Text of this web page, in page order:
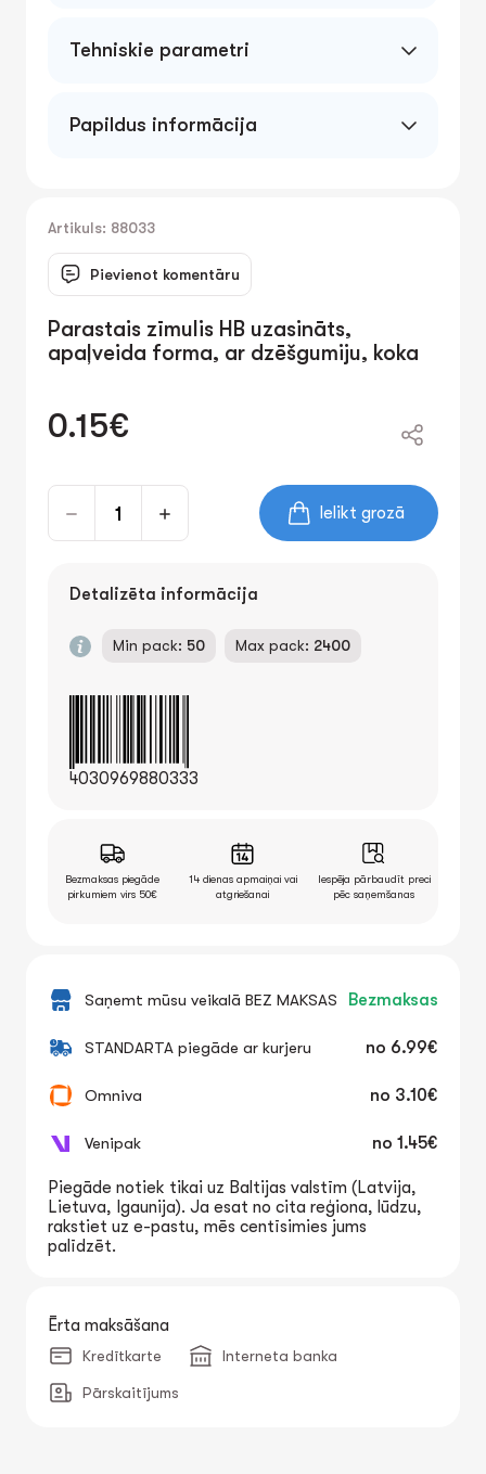
Tehniskie parametri
Papildus informācija
Artikuls: 88033
Pievienot komentāru
Parastais zīmulis HB uzasināts,
apaļveida forma, ar dzēšgumiju, koka
0.15€
Ielikt grozā
Detalizēta informācija
Min pack: 50 Max pack: 2400
4030969880333
Bezmaksas piegāde
pirkumiem virs 50€
14 dienas apmaiņai vai
atgriešanai
Iespēja pārbaudīt preci
pēc saņemšanas
Saņemt mūsu veikalā BEZ MAKSAS Bezmaksas
STANDARTA piegāde ar kurjeru no 6.99€
Omniva no 3.10€
Venipak no 1.45€
Piegāde notiek tikai uz Baltijas valstīm (Latvija,
Lietuva, Igaunija). Ja esat no cita reģiona, lūdzu,
rakstiet uz e-pastu, mēs centīsimies jums
palīdzēt.
Ērta maksāšana
Kredītkarte Interneta banka
Pārskaitījums